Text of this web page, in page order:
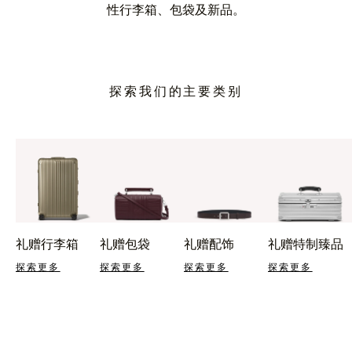
性行李箱、包袋及新品。
探索我们的主要类别
礼赠行李箱
探索更多
礼赠包袋
探索更多
礼赠配饰
探索更多
礼赠特制臻品
探索更多